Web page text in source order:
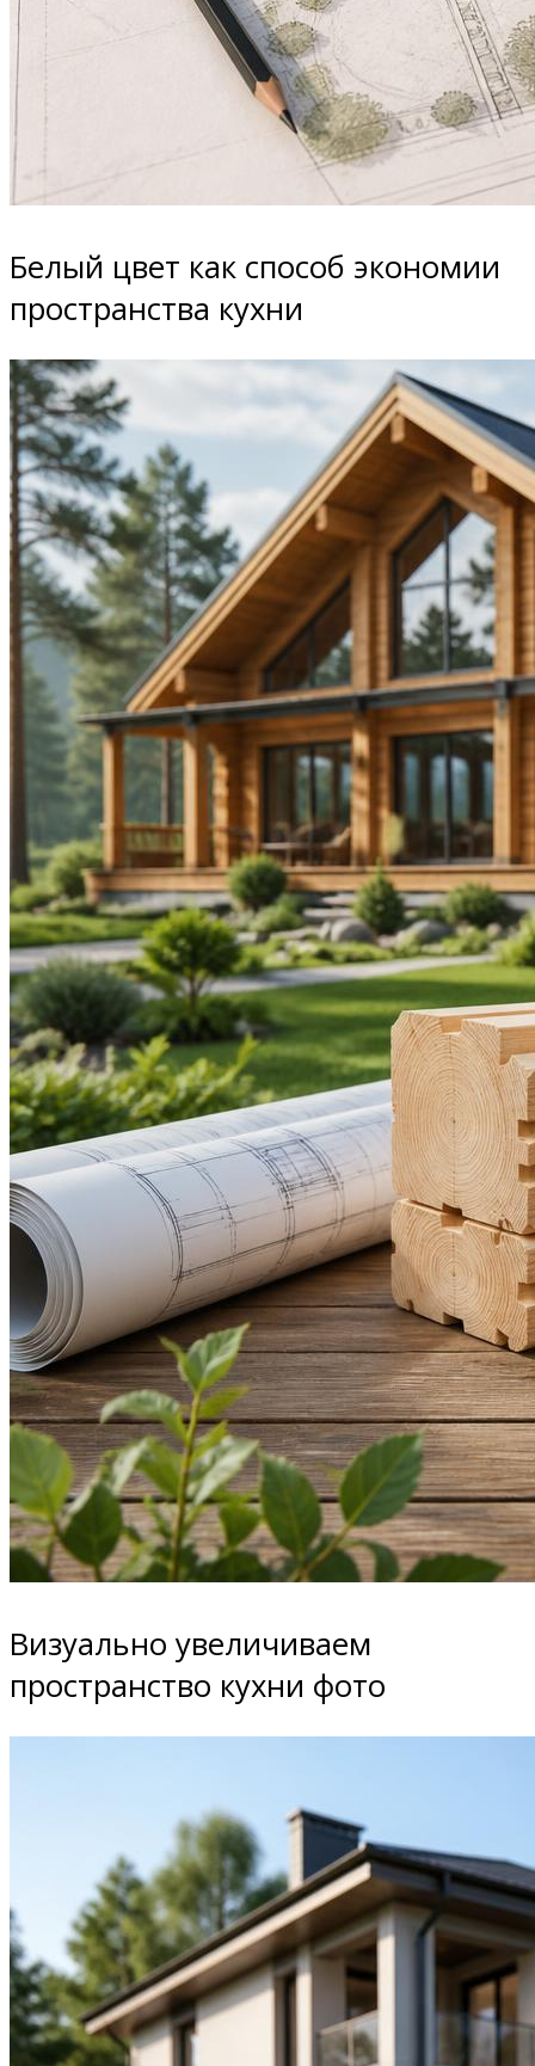
Белый цвет как способ экономии
пространства кухни
Визуально увеличиваем
пространство кухни фото